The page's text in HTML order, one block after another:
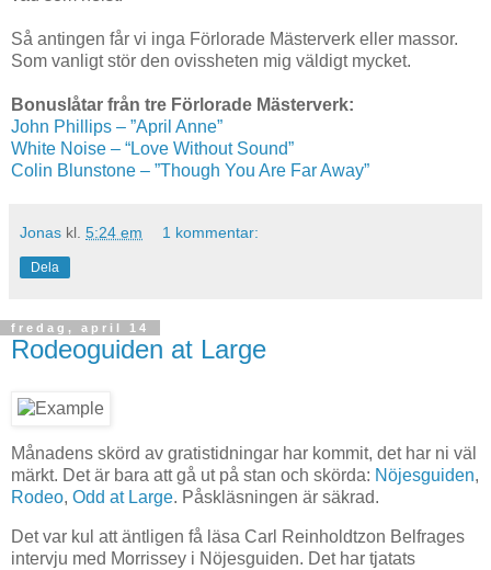
Så antingen får vi inga Förlorade Mästerverk eller massor.
Som vanligt stör den ovissheten mig väldigt mycket.
Bonuslåtar från tre Förlorade Mästerverk:
John Phillips – ”April Anne”
White Noise – “Love Without Sound”
Colin Blunstone – ”Though You Are Far Away”
Jonas kl. 5:24 em 1 kommentar:
Dela
fredag, april 14
Rodeoguiden at Large
Månadens skörd av gratistidningar har kommit, det har ni väl
märkt. Det är bara att gå ut på stan och skörda: Nöjesguiden,
Rodeo, Odd at Large. Påskläsningen är säkrad.
Det var kul att äntligen få läsa Carl Reinholdtzon Belfrages
intervju med Morrissey i Nöjesguiden. Det har tjatats